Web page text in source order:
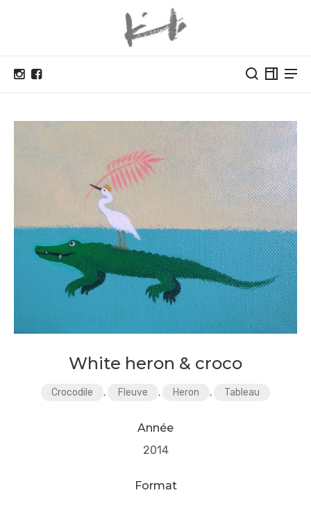
White heron & croco
Crocodile , Fleuve , Heron , Tableau
Année
2014
Format